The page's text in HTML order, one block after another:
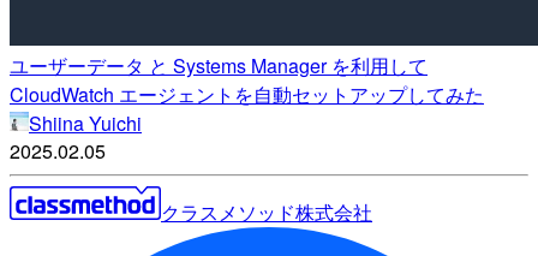
ユーザーデータ と Systems Manager を利用して
CloudWatch エージェントを自動セットアップしてみた
Shiina Yuichi
2025.02.05
クラスメソッド株式会社